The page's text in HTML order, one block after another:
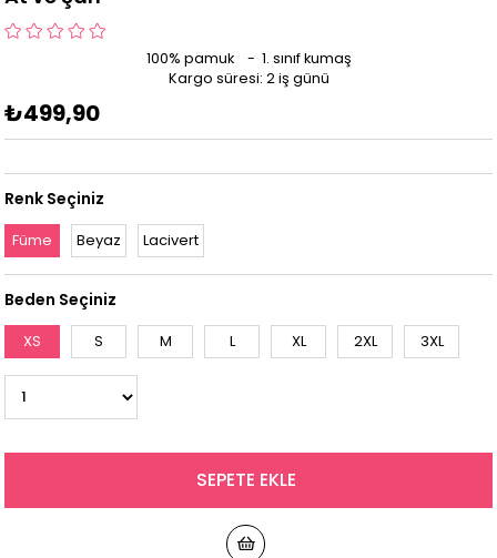
100% pamuk - 1. sınıf kumaş
Kargo süresi: 2 iş günü
₺499,90
Renk Seçiniz
Füme Beyaz Lacivert
Beden Seçiniz
XS S M L XL 2XL 3XL